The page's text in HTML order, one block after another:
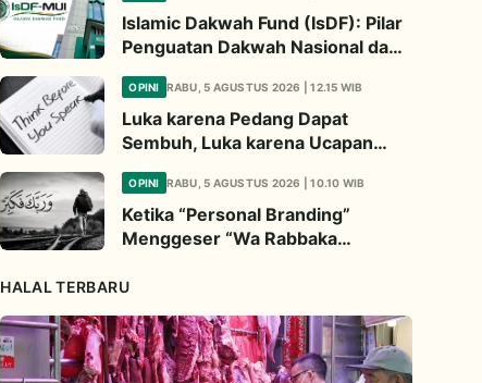
Islamic Dakwah Fund (IsDF): Pilar
Penguatan Dakwah Nasional dan
Jembatan Kepedulian Umat
Global
OPINI RABU, 5 AGUSTUS 2026 | 12.15 WIB
Luka karena Pedang Dapat
Sembuh, Luka karena Ucapan
Dapat Diwariskan
OPINI RABU, 5 AGUSTUS 2026 | 10.10 WIB
Ketika “Personal Branding”
Menggeser “Wa Rabbaka
HALAL TERBARU